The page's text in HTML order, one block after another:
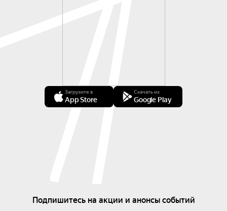
Загрузите в
App Store
Скачать из
Google Play
Подпишитесь на акции и анонсы событий